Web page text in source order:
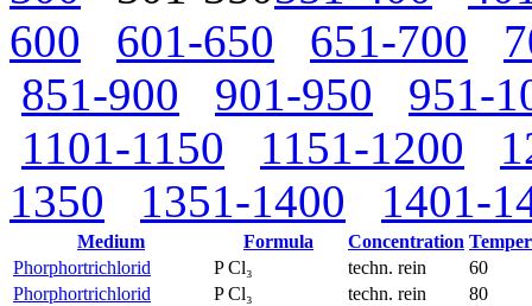
600
601-650 651-700
851-900
901-950
951-
1101-1150
1151-1200
1350
1351-1400 1401-
Medium Formula Concentration
Phorphortrichlorid
P Cl₃ techn. rein
60
Phorphortrichlorid
P Cl₃ techn. rein
80